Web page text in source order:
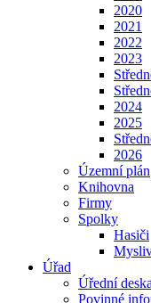
2020
2021
2022
2023
2024
2025
2026
Územní plán
Knihovna
Firmy
Spolky
Hasiči
Úřad
Úřední deska
Povinné